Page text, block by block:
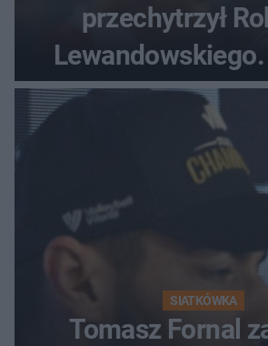
przechytrzył
krąży wideo z tego
SIATKÓWKA
Tomasz Fornal